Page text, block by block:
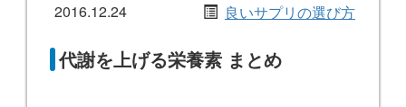
2016.12.24 良いサプリの選び方
代謝を上げる栄養素 まとめ